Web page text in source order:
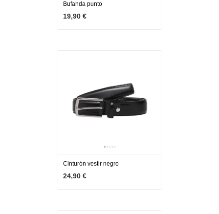
AÑADIR
Bufanda punto
19,90 €
VER OPCIONES
Cinturón vestir negro
24,90 €